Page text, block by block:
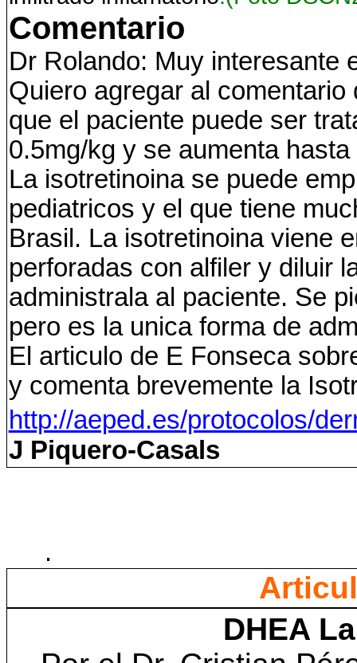
Comentario
Dr Rolando: Muy interesante
Quiero agregar al
que el paciente puede ser
0.5mg/kg y se aumenta
La isotretinoina se puede
pediatricos y el que tiene
Brasil. La isotretinoina viene
perforadas con alfiler y diluir
administrala al paciente. Se
pero es la unica forma de
El articulo de E Fonseca
y comenta brevemente la
http://aeped.es/protocolos/
J Piquero-Casals
.
DHEA